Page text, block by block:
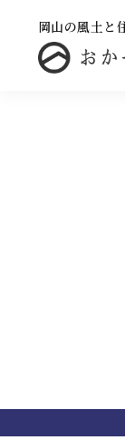
岡山の風土と